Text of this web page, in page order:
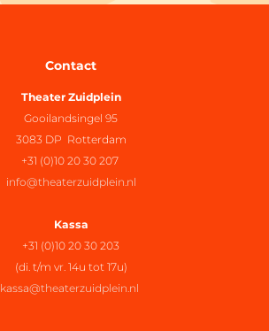
Contact
Theater Zuidplein
Gooilandsingel 95
3083 DP Rotterdam
+31 (0)10 20 30 207
info@theaterzuidplein.nl
Kassa
+31 (0)10 20 30 203
(di. t/m vr. 14u tot 17u)
kassa@theaterzuidplein.nl